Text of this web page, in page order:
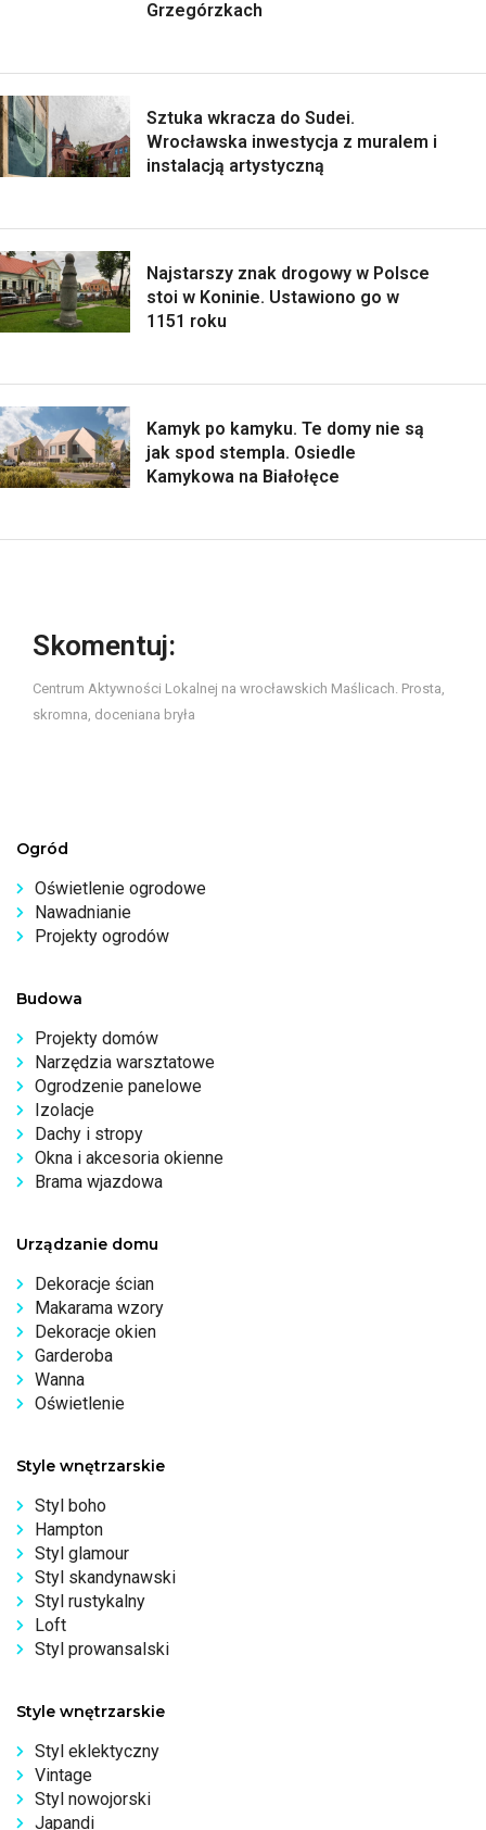
Grzegórzkach
Sztuka wkracza do Sudei.
Wrocławska inwestycja z muralem i
instalacją artystyczną
Najstarszy znak drogowy w Polsce
stoi w Koninie. Ustawiono go w
1151 roku
Kamyk po kamyku. Te domy nie są
jak spod stempla. Osiedle
Kamykowa na Białołęce
Skomentuj:
Centrum Aktywności Lokalnej na wrocławskich Maślicach. Prosta,
skromna, doceniana bryła
Ogród
Oświetlenie ogrodowe
Nawadnianie
Projekty ogrodów
Budowa
Projekty domów
Narzędzia warsztatowe
Ogrodzenie panelowe
Izolacje
Dachy i stropy
Okna i akcesoria okienne
Brama wjazdowa
Urządzanie domu
Dekoracje ścian
Makarama wzory
Dekoracje okien
Garderoba
Wanna
Oświetlenie
Style wnętrzarskie
Styl boho
Hampton
Styl glamour
Styl skandynawski
Styl rustykalny
Loft
Styl prowansalski
Style wnętrzarskie
Styl eklektyczny
Vintage
Styl nowojorski
Japandi